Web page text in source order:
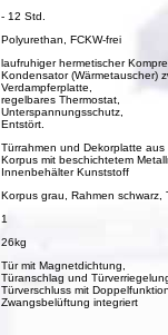
- 12 Std.
Polyurethan, FCKW-frei
laufruhiger hermetischer
Kondensator (Wärmetauscher)
Verdampferplatte,
regelbares Thermostat,
Unterspannungsschutz,
Entstört.
Türrahmen und Dekorplatte
Korpus mit beschichtetem
Innenbehälter Kunststoff
Korpus grau, Rahmen schwarz,
1
26kg
Tür mit Magnetdichtung,
Türanschlag und
Türverschluss mit
Zwangsbelüftung integriert